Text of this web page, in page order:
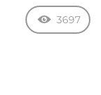
3697